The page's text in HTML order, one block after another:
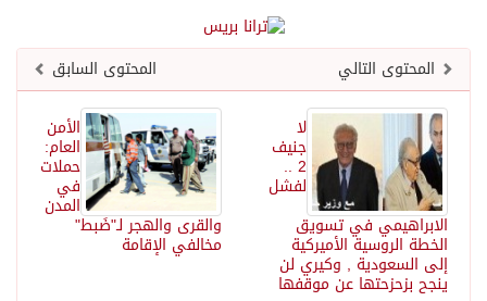
المحتوى السابق
المحتوى التالي
الأمن
العام:
حملات
في
المدن
والقرى والهجر لـ"ضَبط"
مخالفي الإقامة
لا
جنيف
2 ..
لفشل
الابراهيمي في تسويق
الخطة الروسية الأميركية
إلى السعودية , وكيري لن
ينجح بزحزحتها عن موقفها